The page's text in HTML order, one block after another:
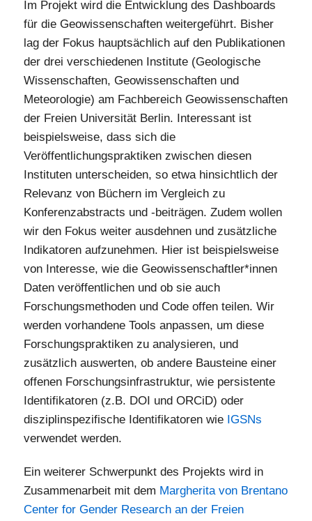
Im Projekt wird die Entwicklung des Dashboards
für die Geowissenschaften weitergeführt. Bisher
lag der Fokus hauptsächlich auf den Publikationen
der drei verschiedenen Institute (Geologische
Wissenschaften, Geowissenschaften und
Meteorologie) am Fachbereich Geowissenschaften
der Freien Universität Berlin. Interessant ist
beispielsweise, dass sich die
Veröffentlichungspraktiken zwischen diesen
Instituten unterscheiden, so etwa hinsichtlich der
Relevanz von Büchern im Vergleich zu
Konferenzabstracts und -beiträgen. Zudem wollen
wir den Fokus weiter ausdehnen und zusätzliche
Indikatoren aufzunehmen. Hier ist beispielsweise
von Interesse, wie die Geowissenschaftler*innen
Daten veröffentlichen und ob sie auch
Forschungsmethoden und Code offen teilen. Wir
werden vorhandene Tools anpassen, um diese
Forschungspraktiken zu analysieren, und
zusätzlich auswerten, ob andere Bausteine einer
offenen Forschungsinfrastruktur, wie persistente
Identifikatoren (z.B. DOI und ORCiD) oder
disziplinspezifische Identifikatoren wie IGSNs
verwendet werden.
Ein weiterer Schwerpunkt des Projekts wird in
Zusammenarbeit mit dem Margherita von Brentano
Center for Gender Research an der Freien